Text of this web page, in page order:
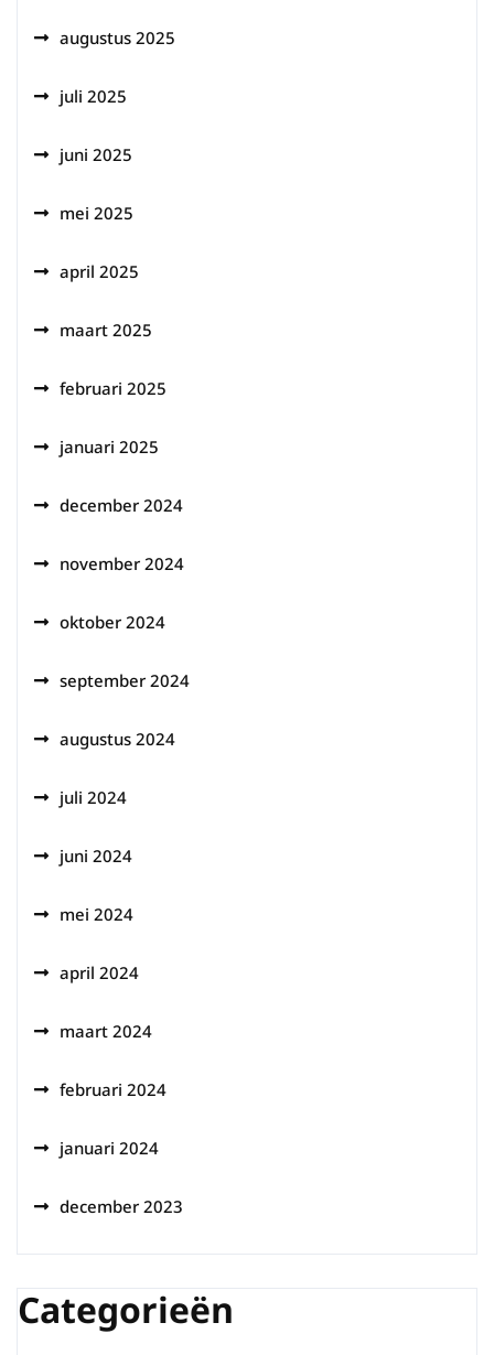
augustus 2025
juli 2025
juni 2025
mei 2025
april 2025
maart 2025
februari 2025
januari 2025
december 2024
november 2024
oktober 2024
september 2024
augustus 2024
juli 2024
juni 2024
mei 2024
april 2024
maart 2024
februari 2024
januari 2024
december 2023
Categorieën